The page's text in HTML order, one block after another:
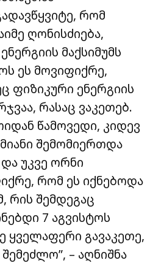
რომ
ღონისძიება,
მაქსიმუმს
ეს მოვიფიქრე,
ფიზიკური ენერგიის
რასაც ვაკეთებ.
წამოვედი, კიდევ
შემომიერთდა
უკვე ორნი
რომ ეს იქნებოდა
რის შემდეგაც
7 აგვისტოს
ყველაფერი გავაკეთე,
– აღნიშნა